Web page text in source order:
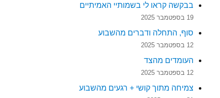
בבקשה קראו לי בשמותיי האמיתיים
19 בספטמבר 2025
סוף, התחלה ודברים מהשבוע
12 בספטמבר 2025
העומדים מהצד
12 בספטמבר 2025
צמיחה מתוך קושי + רגעים מהשבוע